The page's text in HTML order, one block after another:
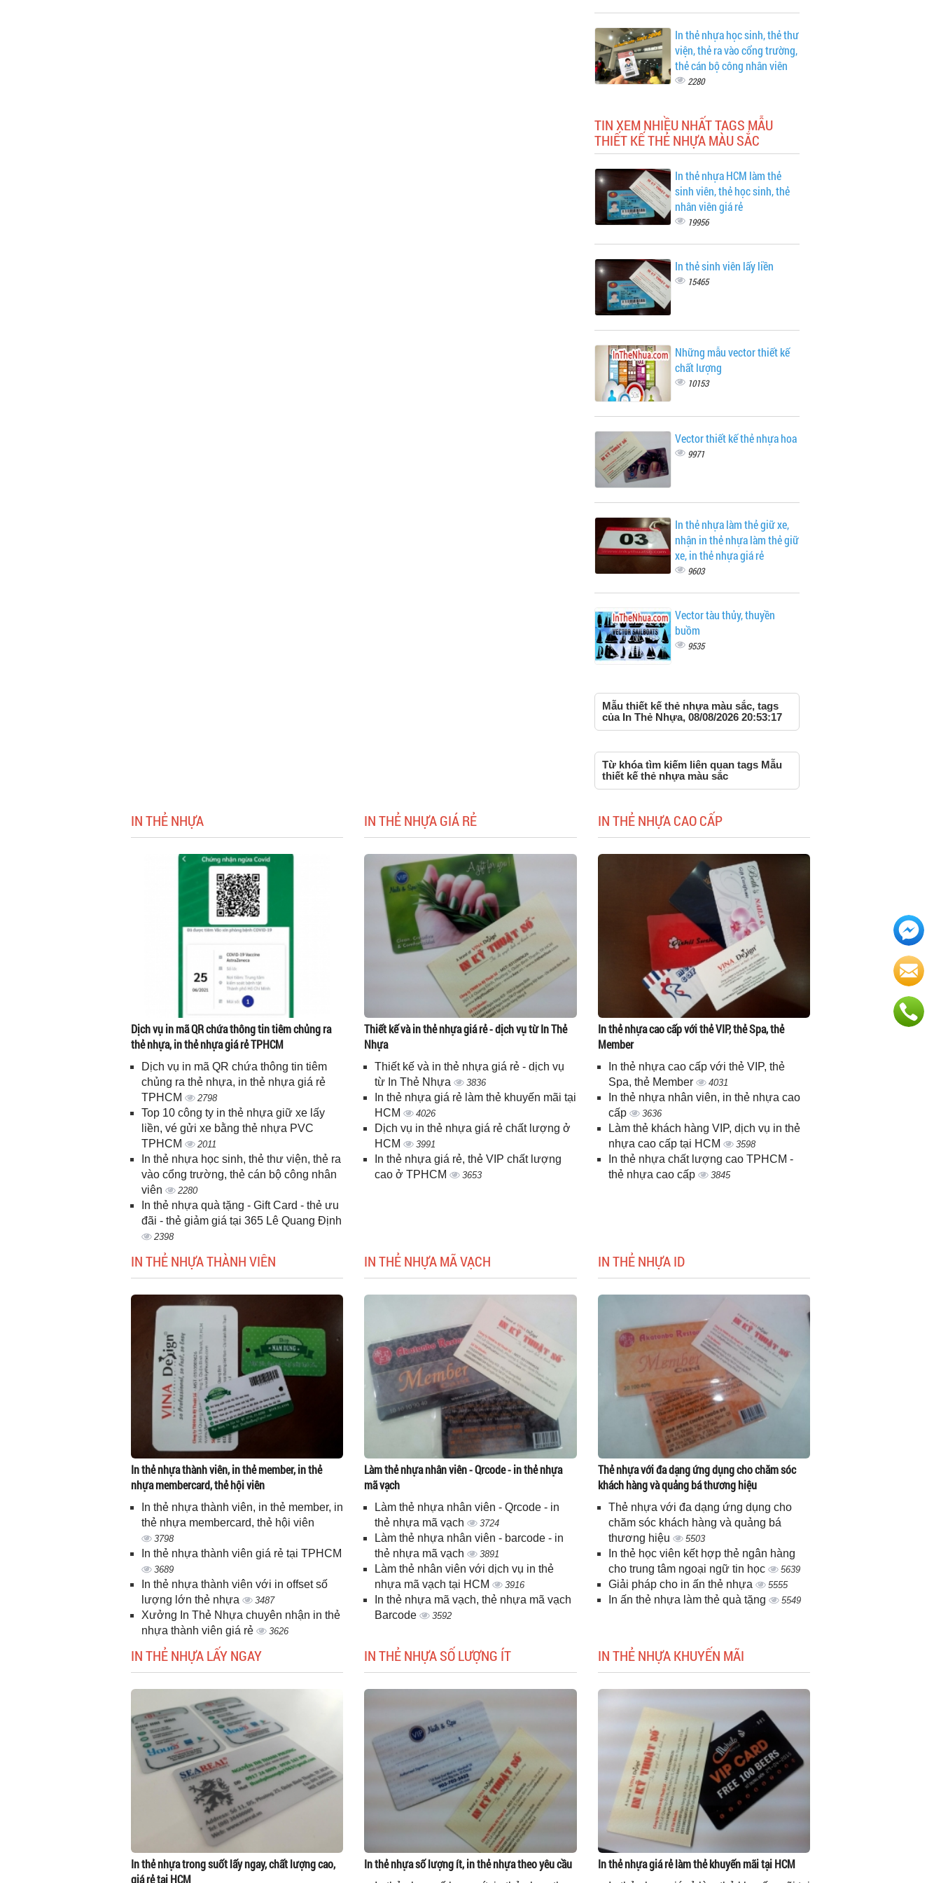
In thẻ nhựa học sinh, thẻ thư
viện, thẻ ra vào cổng trường,
thẻ cán bộ công nhân viên
2280
TIN XEM NHIỀU NHẤT TAGS MẪU
THIẾT KẾ THẺ NHỰA MÀU SẮC
In thẻ nhựa HCM làm thẻ
sinh viên, thẻ học sinh, thẻ
nhân viên giá rẻ
19956
In thẻ sinh viên lấy liền
15465
Những mẫu vector thiết kế
chất lượng
10153
Vector thiết kế thẻ nhựa hoa
9971
In thẻ nhựa làm thẻ giữ xe,
nhận in thẻ nhựa làm thẻ giữ
xe, in thẻ nhựa giá rẻ
9603
Vector tàu thủy, thuyền
buồm
9535
Mẫu thiết kế thẻ nhựa màu sắc, tags
của In Thẻ Nhựa, 08/08/2026 20:53:17
Từ khóa tìm kiếm liên quan tags Mẫu
thiết kế thẻ nhựa màu sắc
IN THẺ NHỰA
Dịch vụ in mã QR chứa thông tin tiêm chủng ra
thẻ nhựa, in thẻ nhựa giá rẻ TPHCM
Dịch vụ in mã QR chứa thông tin tiêm
chủng ra thẻ nhựa, in thẻ nhựa giá rẻ
TPHCM
2798
Top 10 công ty in thẻ nhựa giữ xe lấy
liền, vé gửi xe bằng thẻ nhựa PVC
TPHCM
2011
In thẻ nhựa học sinh, thẻ thư viện, thẻ ra
vào cổng trường, thẻ cán bộ công nhân
viên
2280
In thẻ nhựa quà tặng - Gift Card - thẻ ưu
đãi - thẻ giảm giá tại 365 Lê Quang Định
2398
IN THẺ NHỰA GIÁ RẺ
Thiết kế và in thẻ nhựa giá rẻ - dịch vụ từ In Thẻ
Nhựa
Thiết kế và in thẻ nhựa giá rẻ - dịch vụ
từ In Thẻ Nhựa
3836
In thẻ nhựa giá rẻ làm thẻ khuyến mãi tại
HCM
4026
Dịch vụ in thẻ nhựa giá rẻ chất lượng ở
HCM
3991
In thẻ nhựa giá rẻ, thẻ VIP chất lượng
cao ở TPHCM
3653
IN THẺ NHỰA CAO CẤP
In thẻ nhựa cao cấp với thẻ VIP, thẻ Spa, thẻ
Member
In thẻ nhựa cao cấp với thẻ VIP, thẻ
Spa, thẻ Member
4031
In thẻ nhựa nhân viên, in thẻ nhựa cao
cấp
3636
Làm thẻ khách hàng VIP, dịch vụ in thẻ
nhựa cao cấp tại HCM
3598
In thẻ nhựa chất lượng cao TPHCM -
thẻ nhựa cao cấp
3845
IN THẺ NHỰA THÀNH VIÊN
In thẻ nhựa thành viên, in thẻ member, in thẻ
nhựa membercard, thẻ hội viên
In thẻ nhựa thành viên, in thẻ member, in
thẻ nhựa membercard, thẻ hội viên
3798
In thẻ nhựa thành viên giá rẻ tại TPHCM
3689
In thẻ nhựa thành viên với in offset số
lượng lớn thẻ nhựa
3487
Xưởng In Thẻ Nhựa chuyên nhận in thẻ
nhựa thành viên giá rẻ
3626
IN THẺ NHỰA MÃ VẠCH
Làm thẻ nhựa nhân viên - Qrcode - in thẻ nhựa
mã vạch
Làm thẻ nhựa nhân viên - Qrcode - in
thẻ nhựa mã vạch
3724
Làm thẻ nhựa nhân viên - barcode - in
thẻ nhựa mã vạch
3891
Làm thẻ nhân viên với dịch vụ in thẻ
nhựa mã vạch tại HCM
3916
In thẻ nhựa mã vạch, thẻ nhựa mã vạch
Barcode
3592
IN THẺ NHỰA ID
Thẻ nhựa với đa dạng ứng dụng cho chăm sóc
khách hàng và quảng bá thương hiệu
Thẻ nhựa với đa dạng ứng dụng cho
chăm sóc khách hàng và quảng bá
thương hiệu
5503
In thẻ học viên kết hợp thẻ ngân hàng
cho trung tâm ngoại ngữ tin học
5639
Giải pháp cho in ấn thẻ nhựa 5555
In ấn thẻ nhựa làm thẻ quà tặng 5549
IN THẺ NHỰA LẤY NGAY
In thẻ nhựa trong suốt lấy ngay, chất lượng cao,
giá rẻ tại HCM
IN THẺ NHỰA SỐ LƯỢNG ÍT
In thẻ nhựa số lượng ít, in thẻ nhựa theo yêu cầu
IN THẺ NHỰA KHUYẾN MÃI
In thẻ nhựa giá rẻ làm thẻ khuyến mãi tại HCM